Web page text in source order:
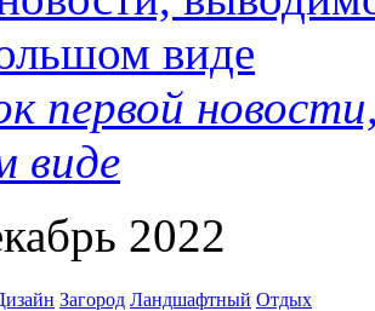
первой
виде
2022
Загород Ландшафтный Отдых